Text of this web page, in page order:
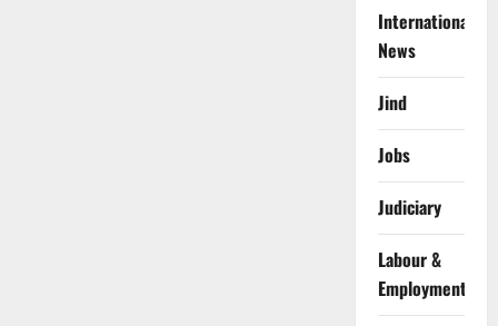
International
News
Jind
Jobs
Judiciary
Labour &
Employment